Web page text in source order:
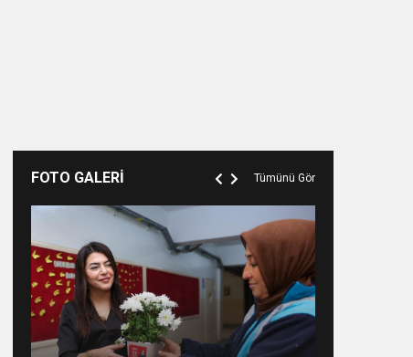
FOTO GALERİ Tümünü Gör